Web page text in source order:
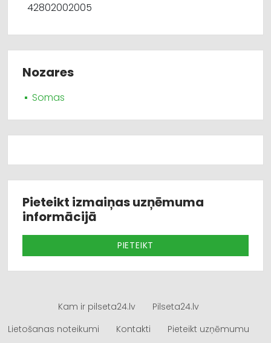
42802002005
Nozares
Somas
Pieteikt izmaiņas uzņēmuma
informācijā
PIETEIKT
Kam ir pilseta24.lv
Pilseta24.lv
Lietošanas noteikumi
Kontakti Pieteikt uzņēmumu